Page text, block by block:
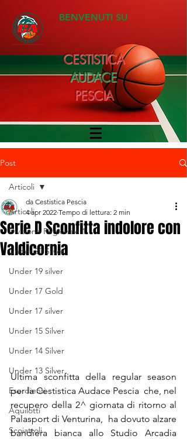
BENVENUTI SU
CESTISTICA
AUDACE
PESCIA
Post
Articoli
Divisione Regionale 1
Under 20 Silver
Under 19 silver
Under 17 Gold
Under 17 silver
Under 15 Silver
Under 14 Silver
Under 13 Silver
Esordienti
Aquilotti
Scoiattoli
Articoli
Serie D Sconfitta indolore con
Valdicornia
da Cestistica Pescia
4 apr 2022 Tempo di lettura: 2 min
Ultima sconfitta della regular season
per la Cestistica Audace Pescia  che, nel
recupero della 2^ giornata di ritorno al
Palasport di Venturina,  ha dovuto alzare
bandiera bianca allo Studio Arcadia